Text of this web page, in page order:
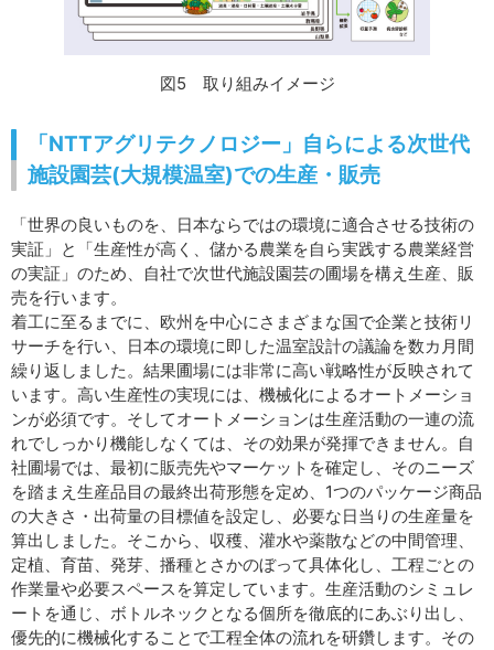
図5 取り組みイメージ
「NTTアグリテクノロジー」自らによる次世代
施設園芸(大規模温室)での生産・販売
「世界の良いものを、日本ならではの環境に適合させる技術の
実証」と「生産性が高く、儲かる農業を自ら実践する農業経営
の実証」のため、自社で次世代施設園芸の圃場を構え生産、販
売を行います。
着工に至るまでに、欧州を中心にさまざまな国で企業と技術リ
サーチを行い、日本の環境に即した温室設計の議論を数カ月間
繰り返しました。結果圃場には非常に高い戦略性が反映されて
います。高い生産性の実現には、機械化によるオートメーショ
ンが必須です。そしてオートメーションは生産活動の一連の流
れでしっかり機能しなくては、その効果が発揮できません。自
社圃場では、最初に販売先やマーケットを確定し、そのニーズ
を踏まえ生産品目の最終出荷形態を定め、1つのパッケージ商品
の大きさ・出荷量の目標値を設定し、必要な日当りの生産量を
算出しました。そこから、収穫、灌水や薬散などの中間管理、
定植、育苗、発芽、播種とさかのぼって具体化し、工程ごとの
作業量や必要スペースを算定しています。生産活動のシミュレ
ートを通じ、ボトルネックとなる個所を徹底的にあぶり出し、
優先的に機械化することで工程全体の流れを研鑽します。その